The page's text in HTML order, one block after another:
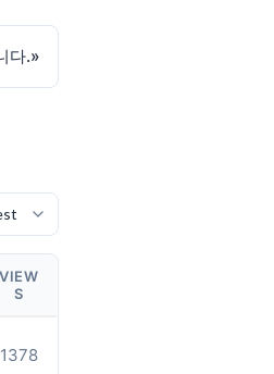
다.»
VIEW
S
1378